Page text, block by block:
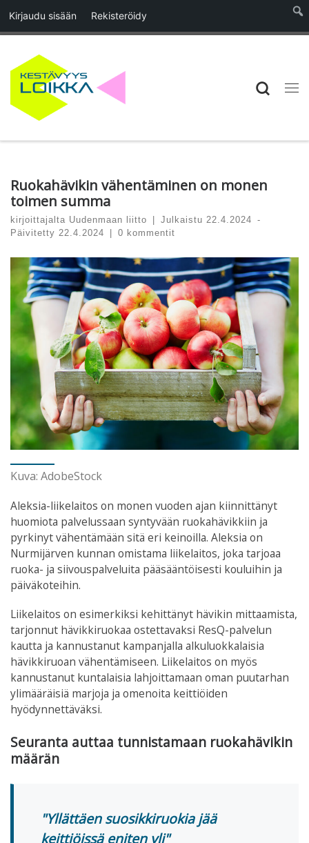
Kirjaudu sisään Rekisteröidy
Skip to content
Ruokahävikin vähentäminen on monen
toimen summa
kirjoittajalta Uudenmaan liitto Julkaistu22.4.2024
-
Päivitetty 22.4.2024 0 kommentit
Kuva: AdobeStock
Aleksia-liikelaitos on monen vuoden ajan kiinnittänyt
huomiota palvelussaan syntyvään ruokahävikkiin ja
pyrkinyt vähentämään sitä eri keinoilla. Aleksia on
Nurmijärven kunnan omistama liikelaitos, joka tarjoaa
ruoka- ja siivouspalveluita pääsääntöisesti kouluihin ja
päiväkoteihin.
Liikelaitos on esimerkiksi kehittänyt hävikin mittaamista,
tarjonnut hävikkiruokaa ostettavaksi ResQ-palvelun
kautta ja kannustanut kampanjalla alkuluokkalaisia
hävikkiruoan vähentämiseen. Liikelaitos on myös
kannustanut kuntalaisia lahjoittamaan oman puutarhan
ylimääräisiä marjoja ja omenoita keittiöiden
hyödynnettäväksi.
Seuranta auttaa tunnistamaan ruokahävikin
määrän
Yllättäen suosikkiruokia jää
keittiöissä eniten yli